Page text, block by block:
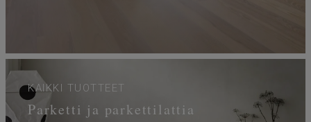
KAIKKI TUOTTEET
Parketti ja parkettilattia